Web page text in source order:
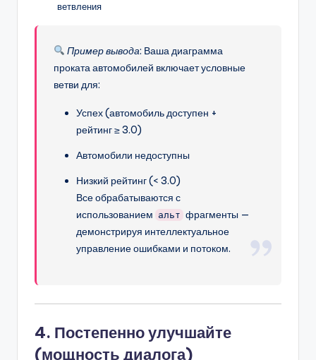
ветвления
Пример вывода: Ваша диаграмма
проката автомобилей включает условные
ветви для:
Успех (автомобиль доступен +
рейтинг ≥ 3.0)
Автомобили недоступны
Низкий рейтинг (< 3.0)
Все обрабатываются с
использованием альт фрагменты —
демонстрируя интеллектуальное
управление ошибками и потоком.
4. Постепенно улучшайте
(мощность диалога)